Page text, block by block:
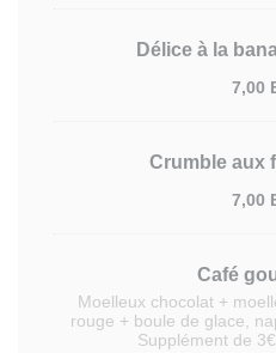
Délice à la
7,00
Crumble aux
7,00
Café
Moelleux chocolat +
rouge + boule de glace,
Supplément de